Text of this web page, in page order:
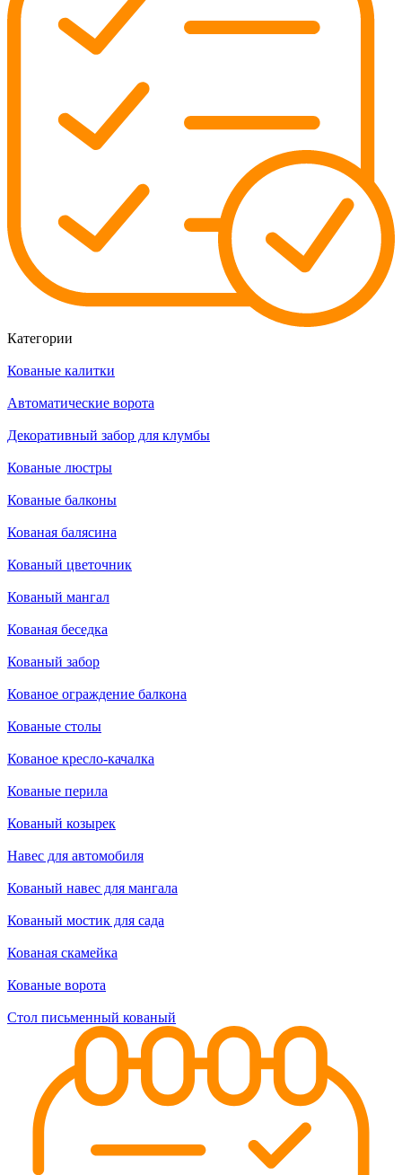
Категории
Кованые калитки
Автоматические ворота
Декоративный забор для клумбы
Кованые люстры
Кованые балконы
Кованая балясина
Кованый цветочник
Кованый мангал
Кованая беседка
Кованый забор
Кованое ограждение балкона
Кованые столы
Кованое кресло-качалка
Кованые перила
Кованый козырек
Навес для автомобиля
Кованый навес для мангала
Кованый мостик для сада
Кованая скамейка
Кованые ворота
Стол письменный кованый